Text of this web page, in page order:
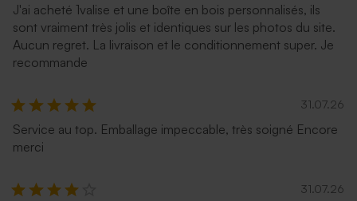
J'ai acheté 1valise et une boîte en bois personnalisés, ils
sont vraiment très jolis et identiques sur les photos du site.
Aucun regret. La livraison et le conditionnement super. Je
recommande
31.07.26
Service au top. Emballage impeccable, très soigné Encore
merci
31.07.26